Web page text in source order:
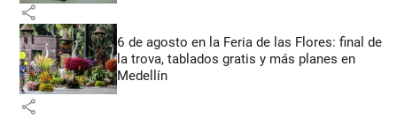
share
6 de agosto en la Feria de las Flores: final de
la trova, tablados gratis y más planes en
Medellín
share